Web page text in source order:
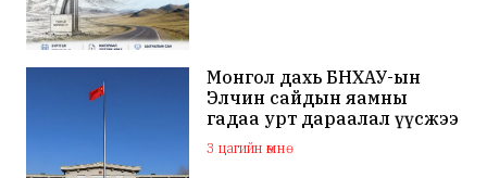
Монгол дахь БНХАУ-ын
Элчин сайдын яамны
гадаа урт дараалал үүсжээ
3 цагийн өмнө